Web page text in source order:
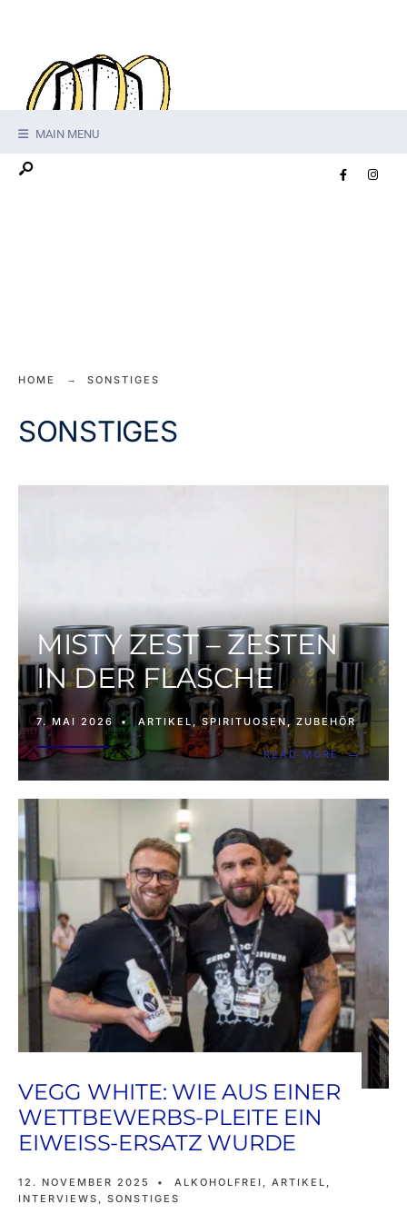
MAIN MENU
HOME SONSTIGES
SONSTIGES
MISTY ZEST – ZESTEN
IN DER FLASCHE
7. MAI 2026 • ARTIKEL,SPIRITUOSEN,ZUBEHÖR
READ MORE →
VEGG WHITE: WIE AUS EINER
WETTBEWERBS-PLEITE EIN
EIWEISS-ERSATZ WURDE
12. NOVEMBER 2025 • ALKOHOLFREI , ARTIKEL ,
INTERVIEWS , SONSTIGES